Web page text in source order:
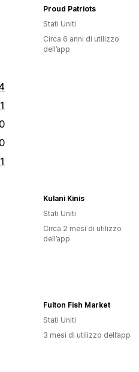
1
0
0
1
Proud Patriots
Stati Uniti
Circa 6 anni di utilizzo
dell’app
Kulani Kinis
Stati Uniti
Circa 2 mesi di utilizzo
dell’app
Fulton Fish Market
Stati Uniti
3 mesi di utilizzo dell’app